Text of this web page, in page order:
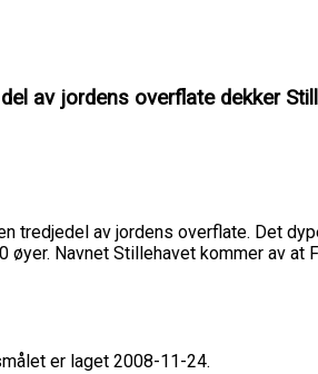
av jordens overflate dekker
tredjedel av jordens overflate. Det
Navnet Stillehavet kommer av
er laget 2008-11-24.